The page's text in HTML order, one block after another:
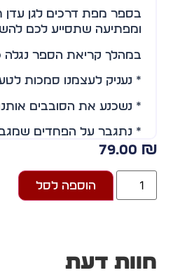
בספר מפת דרכים לגן
ומפתיעה שתסייע לכם
במהלך קריאת הספר נגלה
* נעניק לעצמנו סמכות
* נשכנע את הסובבים
* נתגבר על הפחדים
* נתחבר בקלות לכל אדם
* נשפיע בכל זמן ובכל
* נספר סיפורים משכנעים
79.00 ₪
הוספה לסל
חוות דעת